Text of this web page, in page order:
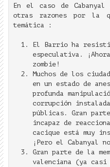
En el caso de Cabanyal
otras razones por la
temática :
El Barrio ha
especulativa.
zombie!
Muchos de los
en un estado de
profunda
corrupción
públicas. Gran
incapaz de
cacique está muy
¡Pero el Cabanyal
Gran parte de la
valenciana (ya casi